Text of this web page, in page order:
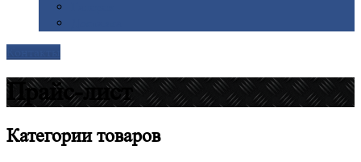
Прайс-лист
Категориитоваров